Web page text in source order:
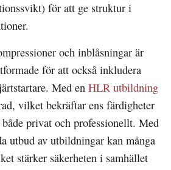
för att ge struktur i
och inblåsningar är
för att också inkludera
Med enHLR utbildning
vilket bekräftar ens färdigheter
privat och professionellt. Med
utbud av utbildningar kan många
stärker säkerheten i samhället